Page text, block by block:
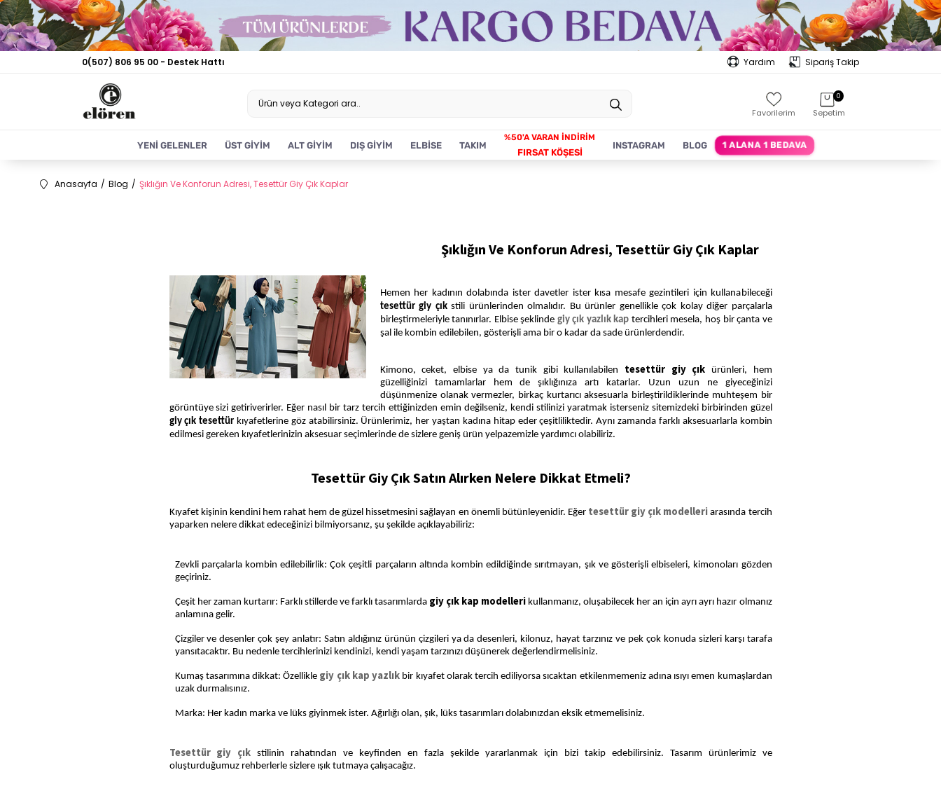
0(507) 806 95 00 - Destek Hattı Yardım Sipariş Takip
Sepetim
0
Favorilerim
YENİ GELENLER ÜST GİYİM ALT GİYİM DIŞ GİYİM ELBİSE TAKIM
FIRSAT KÖŞESİ
INSTAGRAM BLOG 1 ALANA 1 BEDAVA
Anasayfa Blog Şıklığın Ve Konforun Adresi, Tesettür Giy Çık Kaplar
Şıklığın Ve Konforun Adresi, Tesettür Giy Çık Kaplar
Hemen her kadının dolabında ister davetler ister kısa mesafe gezintileri için kullanabileceği
tesettür giy çıkstili ürünlerinden olmalıdır. Bu ürünler genellikle çok kolay diğer parçalarla
birleştirmeleriyle tanınırlar. Elbise şeklinde giy çık yazlık kap tercihleri mesela, hoş bir çanta ve
şal ile kombin edilebilen, gösterişli ama bir o kadar da sade ürünlerdendir.
Kimono, ceket, elbise ya da tunik gibi kullanılabilen tesettür giy çık ürünleri, hem
güzelliğinizi tamamlarlar hem de şıklığınıza artı katarlar. Uzun uzun ne giyeceğinizi
düşünmenize olanak vermezler, birkaç kurtarıcı aksesuarla birleştirildiklerinde muhteşem bir
görüntüye sizi getiriverirler. Eğer nasıl bir tarz tercih ettiğinizden emin değilseniz, kendi stilinizi yaratmak isterseniz sitemizdeki birbirinden güzel
giy çık tesettür kıyafetlerine göz atabilirsiniz. Ürünlerimiz, her yaştan kadına hitap eder çeşitliliktedir. Aynı zamanda farklı aksesuarlarla kombin
edilmesi gereken kıyafetlerinizin aksesuar seçimlerinde de sizlere geniş ürün yelpazemizle yardımcı olabiliriz.
Tesettür Giy Çık Satın Alırken Nelere Dikkat Etmeli?
Kıyafet kişinin kendini hem rahat hem de güzel hissetmesini sağlayan en önemli bütünleyenidir. Eğer tesettür giy çık modelleri arasında tercih
yaparken nelere dikkat edeceğinizi bilmiyorsanız, şu şekilde açıklayabiliriz:
Zevkli parçalarla kombin edilebilirlik: Çok çeşitli parçaların altında kombin edildiğinde sırıtmayan, şık ve gösterişli elbiseleri, kimonoları gözden
geçiriniz.
Çeşit her zaman kurtarır: Farklı stillerde ve farklı tasarımlarda giy çık kap modelleri kullanmanız, oluşabilecek her an için ayrı ayrı hazır olmanız
anlamına gelir.
Çizgiler ve desenler çok şey anlatır: Satın aldığınız ürünün çizgileri ya da desenleri, kilonuz, hayat tarzınız ve pek çok konuda sizleri karşı tarafa
yansıtacaktır. Bu nedenle tercihlerinizi kendinizi, kendi yaşam tarzınızı düşünerek değerlendirmelisiniz.
Kumaş tasarımına dikkat: Özellikle giy çık kap yazlık bir kıyafet olarak tercih ediliyorsa sıcaktan etkilenmemeniz adına ısıyı emen kumaşlardan
uzak durmalısınız.
Marka: Her kadın marka ve lüks giyinmek ister. Ağırlığı olan, şık, lüks tasarımları dolabınızdan eksik etmemelisiniz.
Tesettür giy çık stilinin rahatından ve keyfinden en fazla şekilde yararlanmak için bizi takip edebilirsiniz. Tasarım ürünlerimiz ve
oluşturduğumuz rehberlerle sizlere ışık tutmaya çalışacağız.